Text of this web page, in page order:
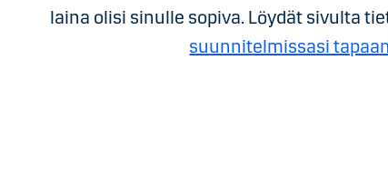
laina olisi sinulle sopiva. Löydät sivulta
suunnitelmissasi